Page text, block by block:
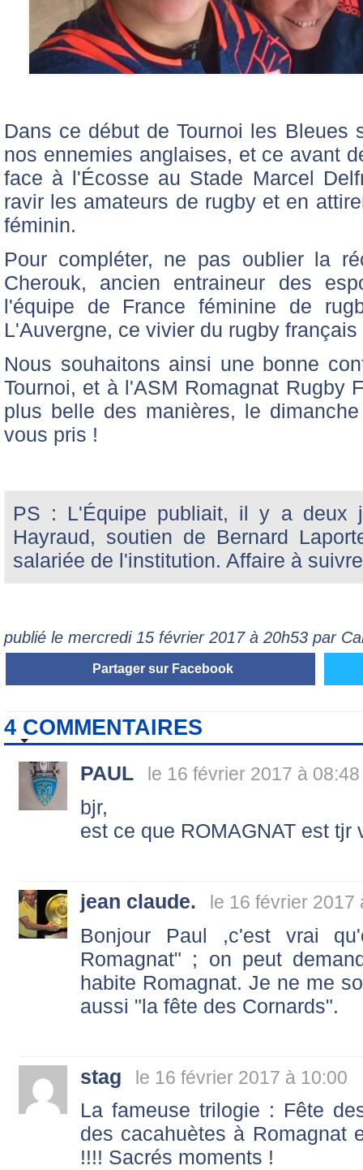
Dans ce début de Tournoi les Bleues
nos ennemies anglaises, et ce avant
face à l'Écosse au Stade Marcel
ravir les amateurs de rugby et en
féminin.
Pour compléter, ne pas oublier la
Cherouk, ancien entraineur des
l'équipe de France féminine de
L'Auvergne, ce vivier du rugby français
Nous souhaitons ainsi une bonne
Tournoi, et à l'ASM Romagnat Rugby
plus belle des manières, le
vous pris !
PS : L'Équipe publiait, il y a deux
Hayraud, soutien de Bernard
salariée de l'institution. Affaire à
publié le mercredi 15 février 2017 à 20h53 par
Partager sur Facebook
4 COMMENTAIRES
PAUL le 16 février 2017 à 08:48
bjr,
est ce que ROMAGNAT est
jean claude. le 16 février 2017
Bonjour Paul ,c'est vrai
Romagnat" ; on peut
habite Romagnat. Je ne me
aussi "la fête des Cornards".
stag le 16 février 2017 à 10:00
La fameuse trilogie : Fête
des cacahuètes à Romagnat
!!!! Sacrés moments !